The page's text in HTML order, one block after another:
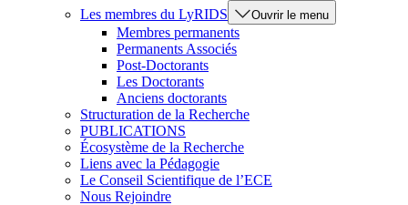
Les membres du LyRIDS
Ouvrir le menu
Membres permanents
Permanents Associés
Post-Doctorants
Les Doctorants
Anciens doctorants
Structuration de la Recherche
PUBLICATIONS
Écosystème de la Recherche
Liens avec la Pédagogie
Le Conseil Scientifique de l’ECE
Nous Rejoindre